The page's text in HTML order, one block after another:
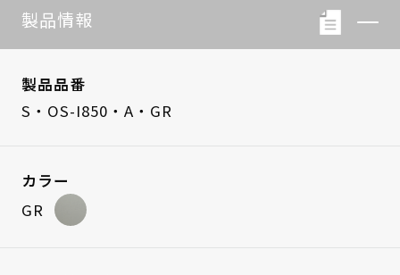
製品情報
製品品番
S・OS-I850・A・GR
カラー
GR